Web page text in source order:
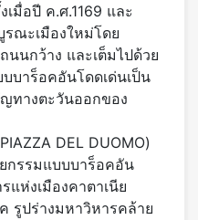
เมื่อปี ค.ศ.1169 และ
รณะเมืองใหม่โดย
นกว้าง และเต็มไปด้วย
บาร็อคอันโดดเด่นเป็น
ญทางตะวันออกของ
DEL DUOMO)
กรรมแบบบาร็อคอัน
แห่งเมืองคาตาเนีย
รูปร่างมหาวิหารคล้าย